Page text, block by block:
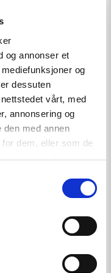
og annonser et
og
dessuten
vårt, med
annonsering og
med annen
dem, eller som de
tjenestene deres.